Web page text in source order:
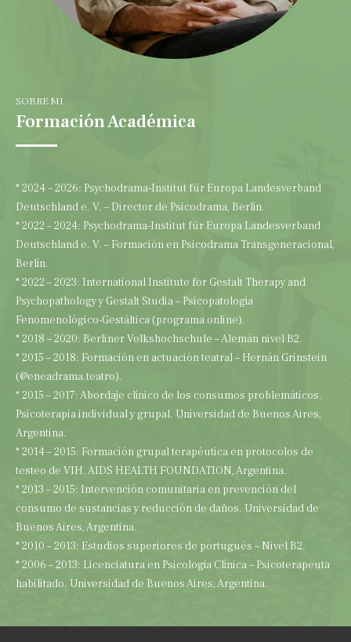
SOBRE MI
Formación Académica
* 2024 – 2026: Psychodrama-Institut für Europa Landesverband
Deutschland e. V. – Director de Psicodrama, Berlín.
* 2022 – 2024: Psychodrama-Institut für Europa Landesverband
Deutschland e. V. – Formación en Psicodrama Transgeneracional,
Berlín.
* 2022 – 2023: International Institute for Gestalt Therapy and
Psychopathology y Gestalt Studia – Psicopatología
Fenomenológico-Gestáltica (programa online).
* 2018 – 2020: Berliner Volkshochschule – Alemán nivel B2.
* 2015 – 2018: Formación en actuación teatral – Hernán Grinstein
(@eneadrama.teatro).
* 2015 – 2017: Abordaje clínico de los consumos problemáticos.
Psicoterapia individual y grupal. Universidad de Buenos Aires,
Argentina.
* 2014 – 2015: Formación grupal terapéutica en protocolos de
testeo de VIH. AIDS HEALTH FOUNDATION, Argentina.
* 2013 – 2015: Intervención comunitaria en prevención del
consumo de sustancias y reducción de daños. Universidad de
Buenos Aires, Argentina.
* 2010 – 2013: Estudios superiores de portugués – Nivel B2.
* 2006 – 2013: Licenciatura en Psicología Clínica – Psicoterapeuta
habilitado. Universidad de Buenos Aires, Argentina.